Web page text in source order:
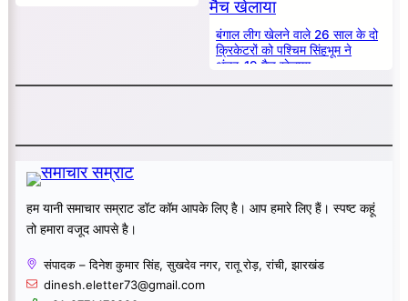
बंगाल लीग खेलने वाले 26 साल के दो
क्रिकेटरों को पश्चिम सिंहभूम ने
अंडर-19 मैच खेलाया
हम यानी समाचार सम्राट डॉट कॉम आपके लिए है। आप हमारे लिए हैं। स्पष्ट कहूं
तो हमारा वजूद आपसे है।
संपादक – दिनेश कुमार सिंह, सुखदेव नगर, रातू रोड़, रांची, झारखंड
dinesh.eletter73@gmail.com